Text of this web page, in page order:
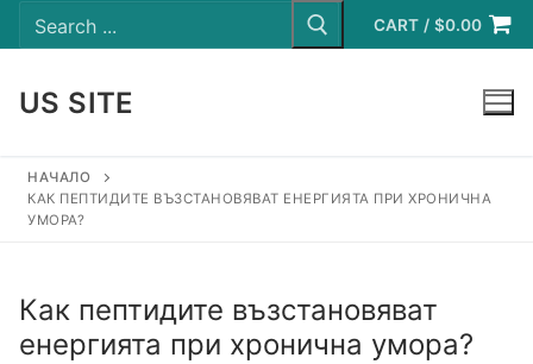
to
Search
for: CART / $0.00
US SITE
НАЧАЛО
КАК ПЕПТИДИТЕ ВЪЗСТАНОВЯВАТ ЕНЕРГИЯТА ПРИ ХРОНИЧНА
УМОРА?
Как пептидите възстановяват
енергията при хронична умора?